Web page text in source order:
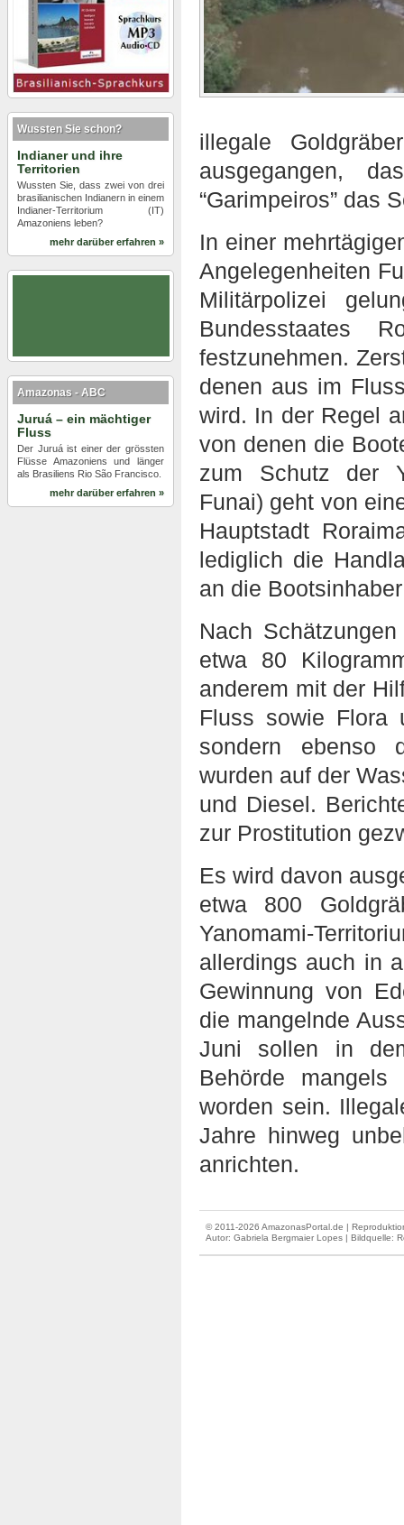
illegale
ausgegangen,
“Garimpeiros” das
In einer
Angelegenheiten
Militärpolizei
Bundesstaates
festzunehmen.
denen aus im
wird. In der Regel
von denen die
zum Schutz der
Funai) geht von
Hauptstadt
lediglich die
an die
Nach
etwa 80
anderem mit der
Fluss sowie Flora
sondern ebenso
wurden auf der
und Diesel.
zur Prostitution
Es wird davon
etwa 800
Yanomami-
allerdings auch in
Gewinnung von
die mangelnde
Juni sollen in
Behörde mangels
worden sein.
Jahre hinweg
anrichten.
© 2011-2026 AmazonasPortal.de |
Autor: Gabriela Bergmaier Lopes | Bildquelle:
Wussten Sie schon?
Indianer und ihre
Territorien
Wussten Sie, dass zwei von drei
brasilianischen Indianern in einem
Indianer-Territorium (IT)
Amazoniens leben?
mehr darüber erfahren »
Amazonas - ABC
Juruá – ein mächtiger
Fluss
Der Juruá ist einer der grössten
Flüsse Amazoniens und länger
als Brasiliens Rio São Francisco.
mehr darüber erfahren »